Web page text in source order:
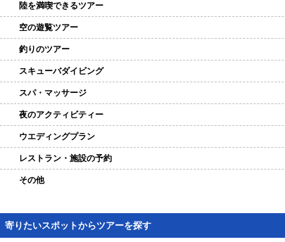
陸を満喫できるツアー
空の遊覧ツアー
釣りのツアー
スキューバダイビング
スパ・マッサージ
夜のアクティビティー
ウエディングプラン
レストラン・施設の予約
その他
寄りたいスポットからツアーを探す